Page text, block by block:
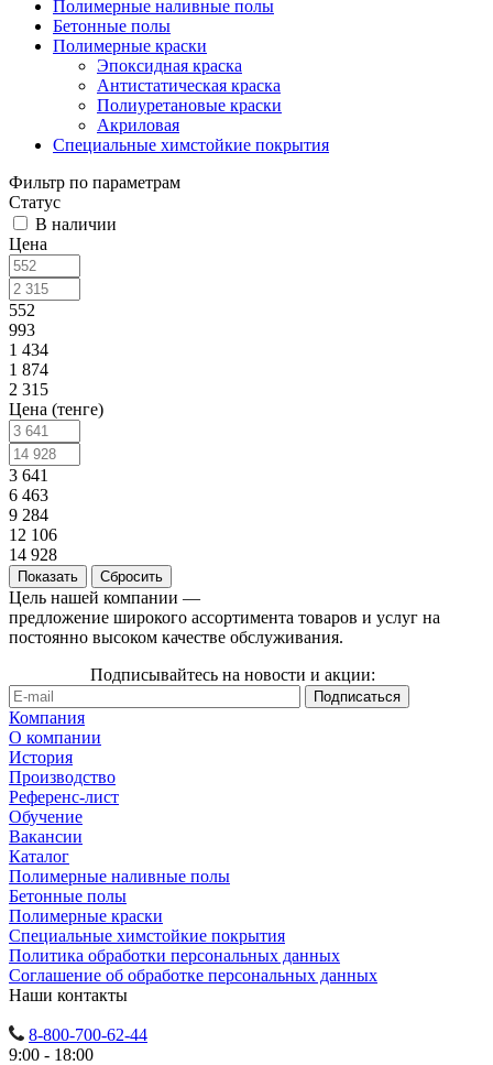
Полимерные наливные полы
Бетонные полы
Полимерные краски
Эпоксидная краска
Антистатическая краска
Полиуретановые краски
Акриловая
Специальные химстойкие покрытия
Фильтр по параметрам
Статус
В наличии
Цена
552
993
1 434
1 874
2 315
Цена (тенге)
3 641
6 463
9 284
12 106
14 928
Сбросить
Цель нашей компании —
предложение широкого ассортимента товаров и услуг на
постоянно высоком качестве обслуживания.
Подписывайтесь на новости и акции:
Компания
О компании
История
Производство
Референс-лист
Обучение
Вакансии
Каталог
Полимерные наливные полы
Бетонные полы
Полимерные краски
Специальные химстойкие покрытия
Политика обработки персональных данных
Cоглашение об обработке персональных данных
Наши контакты
8-800-700-62-44
9:00 - 18:00